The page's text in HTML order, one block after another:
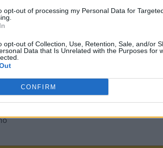
opt-out of processing my Personal Data for
opt-out of Collection, Use, Retention, Sale, and/or
Data that Is Unrelated with the Purposes for
CONFIRM
um emirado
de tintas
antigamente
EUA
Wasikowska
médicos